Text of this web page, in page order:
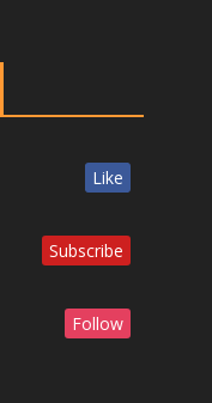
Like
Subscribe
Follow